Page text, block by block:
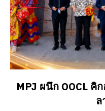
MPJ ผนึก OOCL คิ